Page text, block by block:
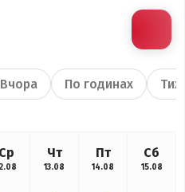
Вчора По годинах
Ср Чт
13.08
Пт
14.08
Сб
15.08